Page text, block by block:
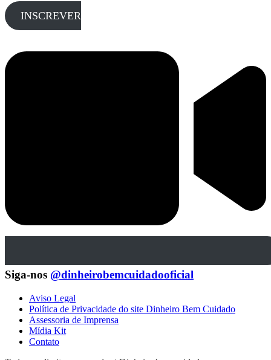
INSCREVER
Siga-nos @dinheirobemcuidadooficial
Aviso Legal
Política de Privacidade do site Dinheiro Bem Cuidado
Assessoria de Imprensa
Mídia Kit
Contato